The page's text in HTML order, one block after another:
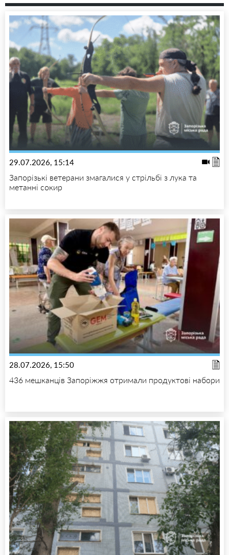
29.07.2026, 15:14
Запорізькі ветерани змагалися у стрільбі з лука та
метанні сокир
28.07.2026, 15:50
436 мешканців Запоріжжя отримали продуктові набори